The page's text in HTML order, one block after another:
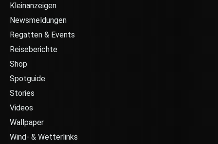
Kleinanzeigen
Newsmeldungen
Regatten & Events
Reiseberichte
Shop
Spotguide
Stories
Videos
Wallpaper
Wind- & Wetterlinks